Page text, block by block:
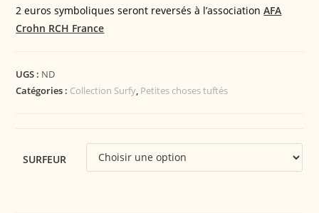
2 euros symboliques seront reversés à l’associationAFA
Crohn RCH France
UGS : ND
Catégories : Collection Surfy Petites choses tuftés
SURFEUR